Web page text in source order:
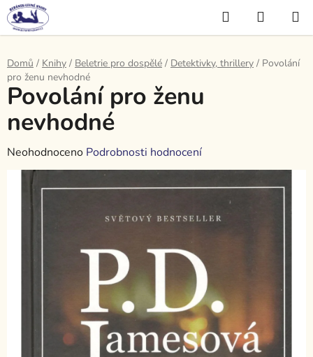
Přejít
na
obsah
Hledat
KOŠÍK
Domů / Knihy / Beletrie pro dospělé / Detektivky, thrillery / Povolání
pro ženu nevhodné
Povolání pro ženu
nevhodné
Průměrné
hodnocení
produktu
Neohodnoceno Podrobnosti hodnocení